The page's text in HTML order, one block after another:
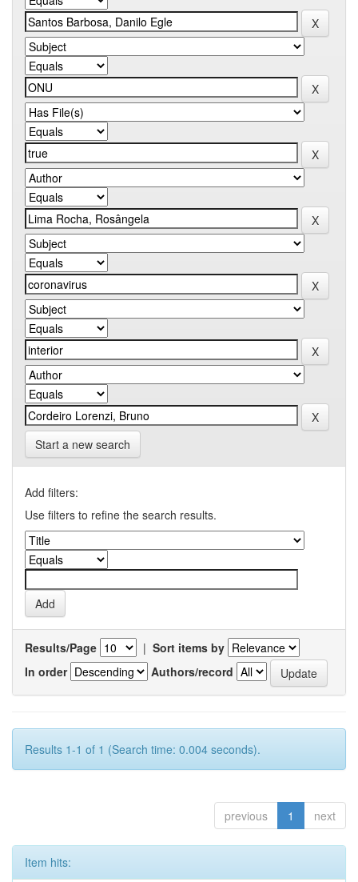
Start a new search
Add filters:
Use filters to refine the search results.
Results/Page | Sort items by
In order
Authors/record
Results 1-1 of 1 (Search time: 0.004 seconds).
previous 1 next
Item hits: